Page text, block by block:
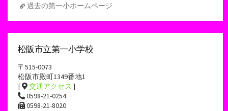
過去の第一小ホームページ
松阪市立第一小学校
〒515-0073
松阪市殿町1349番地1
[
交通アクセス ]
0598-21-0254
0598-21-8020